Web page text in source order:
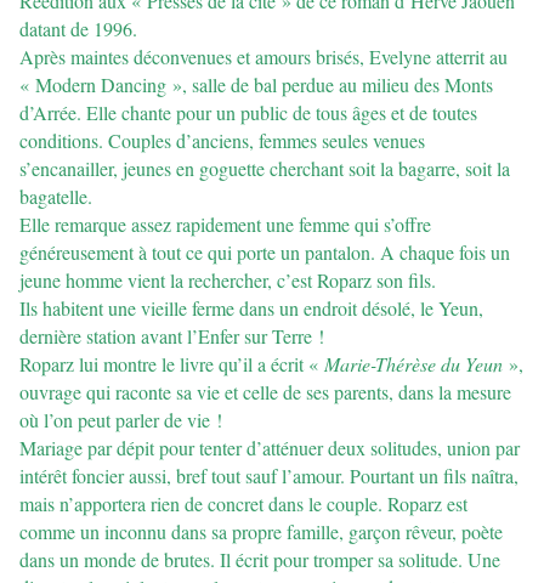
datant de 1996.
Après maintes déconvenues et amours brisés, Evelyne atterrit au
« Modern Dancing », salle de bal perdue au milieu des Monts
d’Arrée. Elle chante pour un public de tous âges et de toutes
conditions. Couples d’anciens, femmes seules venues
s’encanailler, jeunes en goguette cherchant soit la bagarre, soit la
bagatelle.
Elle remarque assez rapidement une femme qui s’offre
généreusement à tout ce qui porte un pantalon. A chaque fois un
jeune homme vient la rechercher, c’est Roparz son fils.
Ils habitent une vieille ferme dans un endroit désolé, le Yeun,
dernière station avant l’Enfer sur Terre !
Roparz lui montre le livre qu’il a écrit « Marie-Thérèse du Yeun »,
ouvrage qui raconte sa vie et celle de ses parents, dans la mesure
où l’on peut parler de vie !
Mariage par dépit pour tenter d’atténuer deux solitudes, union par
intérêt foncier aussi, bref tout sauf l’amour. Pourtant un fils naîtra,
mais n’apportera rien de concret dans le couple. Roparz est
comme un inconnu dans sa propre famille, garçon rêveur, poète
dans un monde de brutes. Il écrit pour tromper sa solitude. Une